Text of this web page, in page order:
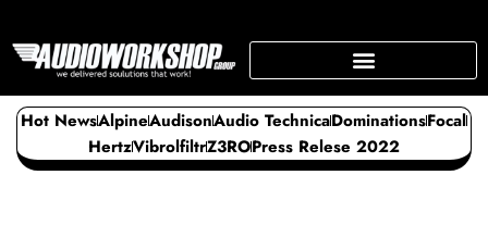
to
content
Hot NewsAlpineAudisonAudio TechnicaDominationsFocal
HertzVibrolfiltrZ3ROPress Relese 2022